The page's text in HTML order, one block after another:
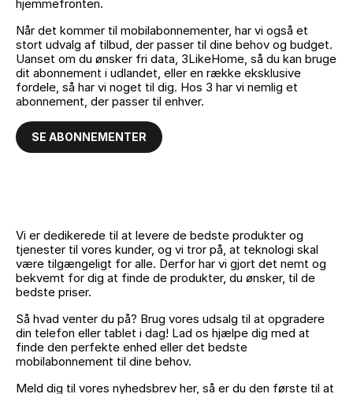
hjemmefronten.
Når det kommer til mobilabonnementer, har vi også et
stort udvalg af tilbud, der passer til dine behov og budget.
Uanset om du ønsker fri data, 3LikeHome, så du kan bruge
dit abonnement i udlandet, eller en række eksklusive
fordele, så har vi noget til dig. Hos 3 har vi nemlig et
abonnement, der passer til enhver.
SE ABONNEMENTER
Vi er dedikerede til at levere de bedste produkter og
tjenester til vores kunder, og vi tror på, at teknologi skal
være tilgængeligt for alle. Derfor har vi gjort det nemt og
bekvemt for dig at finde de produkter, du ønsker, til de
bedste priser.
Så hvad venter du på? Brug vores udsalg til at opgradere
din telefon eller tablet i dag! Lad os hjælpe dig med at
finde den perfekte enhed eller det bedste
mobilabonnement til dine behov.
Meld dig til vores nyhedsbrev her, så er du den første til at